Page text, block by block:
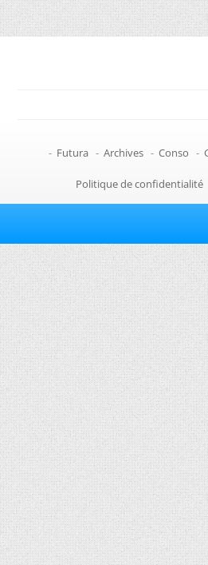
- Futura - Archives - Conso -
Politique de confidentialité